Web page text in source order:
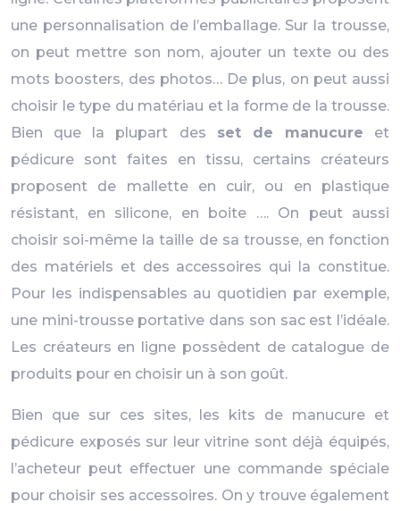
une personnalisation de l’emballage. Sur la trousse,
on peut mettre son nom, ajouter un texte ou des
mots boosters, des photos… De plus, on peut aussi
choisir le type du matériau et la forme de la trousse.
Bien que la plupart des set de manucure et
pédicure sont faites en tissu, certains créateurs
proposent de mallette en cuir, ou en plastique
résistant, en silicone, en boite …. On peut aussi
choisir soi-même la taille de sa trousse, en fonction
des matériels et des accessoires qui la constitue.
Pour les indispensables au quotidien par exemple,
une mini-trousse portative dans son sac est l’idéale.
Les créateurs en ligne possèdent de catalogue de
produits pour en choisir un à son goût.
Bien que sur ces sites, les kits de manucure et
pédicure exposés sur leur vitrine sont déjà équipés,
l’acheteur peut effectuer une commande spéciale
pour choisir ses accessoires. On y trouve également